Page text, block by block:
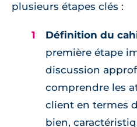
plusieurs étapes clés :
Définition du
première étape
discussion
comprendre les
client en termes
bien,